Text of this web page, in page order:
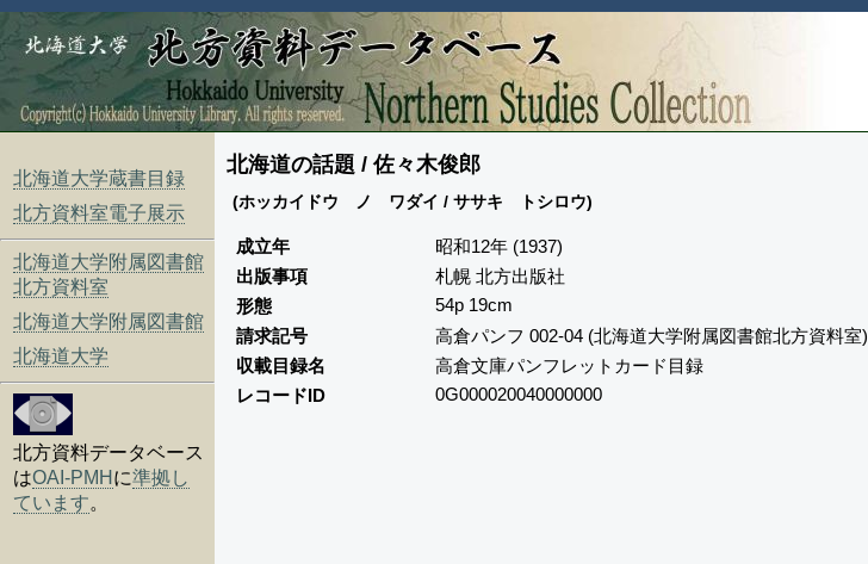
北海道大学蔵書目録
北方資料室電子展示
北海道大学附属図書館
北方資料室
北海道大学附属図書館
北海道大学
北方資料データベース
はOAI-PMH に準拠し
ています。
北海道の話題 / 佐々木俊郎
(ホッカイドウ ノ ワダイ / ササキ トシロウ)
成立年
昭和12年 (1937)
出版事項
札幌 北方出版社
形態
54p 19cm
請求記号
高倉パンフ 002-04 (北海道大学附属図書館北方資料室)
収載目録名
高倉文庫パンフレットカード目録
レコードID
0G000020040000000